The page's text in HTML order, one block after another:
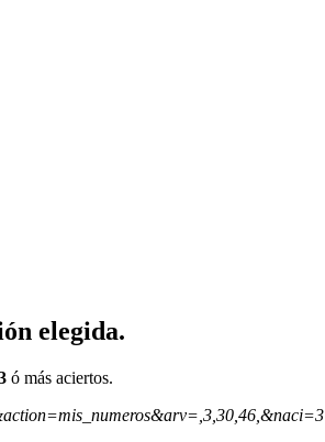
elegida.
ó más aciertos.